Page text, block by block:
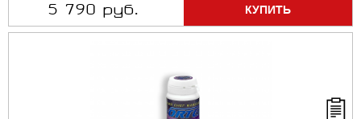
5 790 руб.